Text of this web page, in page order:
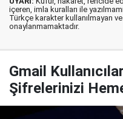
içeren, imla kuralları ile
Türkçe karakter kullanılmayan
onaylanmamaktadır.
Gmail
Şifrelerinizi